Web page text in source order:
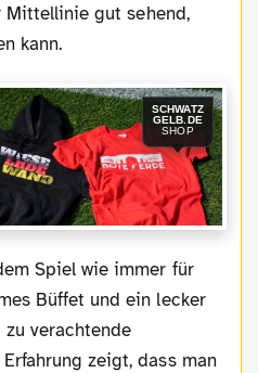
gut sehend,
kann.
SCHWATZ
GELB.DE
SHOP
Büffet und ein lecker
verachtende
zeigt, dass man